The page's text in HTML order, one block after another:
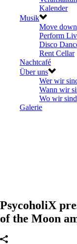
Kalender
Musik
Move down
Perform
Disco
Rent Cellar
Nachtcafé
Über uns
Wer wir
Wann wir
Wo wir sind
Galerie
PsycoholiX
of the Moon